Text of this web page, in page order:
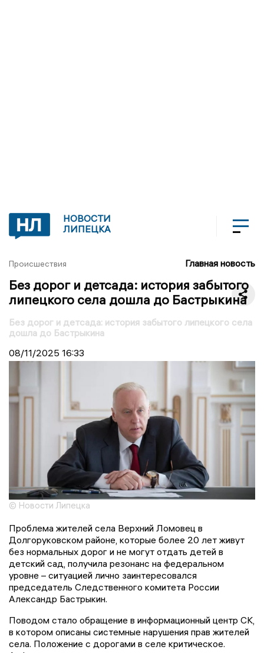
НОВОСТИ
ЛИПЕЦКА
Происшествия Главная новость
Без дорог и детсада: история забытого
липецкого села дошла до Бастрыкина
Без дорог и детсада: история забытого липецкого села
дошла до Бастрыкина
08/11/2025 16:33
© Новости Липецка
Проблема жителей села Верхний Ломовец в
Долгоруковском районе, которые более 20 лет живут
без нормальных дорог и не могут отдать детей в
детский сад, получила резонанс на федеральном
уровне – ситуацией лично заинтересовался
председатель Следственного комитета России
Александр Бастрыкин.
Поводом стало обращение в информационный центр СК,
в котором описаны системные нарушения прав жителей
села. Положение с дорогами в селе критическое.